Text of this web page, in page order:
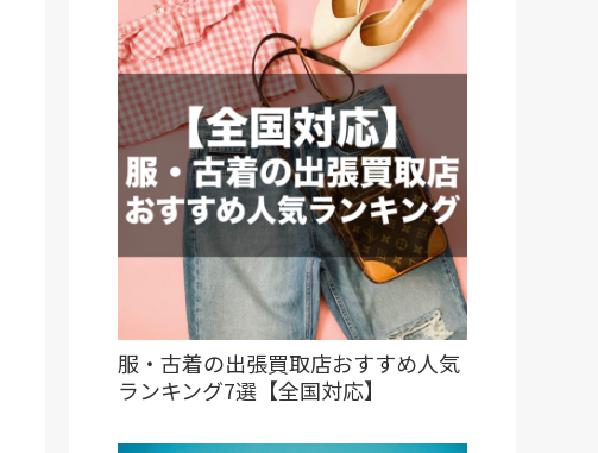
服・古着の出張買取店おすすめ人気
ランキング7選【全国対応】